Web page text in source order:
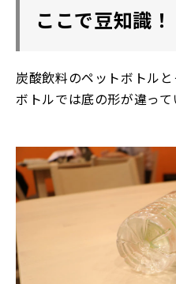
ここで豆知識！
炭酸飲料のペットボトル
ボトルでは底の形が違って